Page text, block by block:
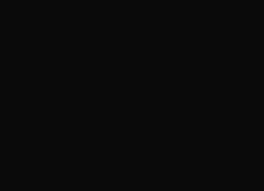
увеличения
Opel Agila, воспользуйтесь
с менеджером и укажите ВИН
совместимые проставки и